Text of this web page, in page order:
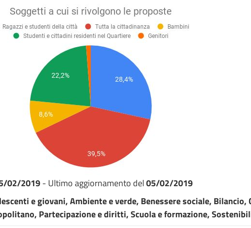
02/2019- Ultimo aggiornamento del05/02/2019
e giovani, Ambiente e verde, Benessere sociale,
Partecipazione e diritti, Scuola e formazione,